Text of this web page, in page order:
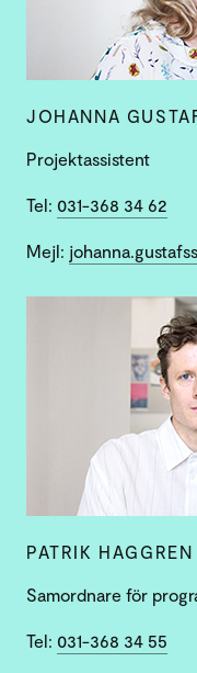
JOHANNA
Projektassistent
Tel: 031-368 34 62
Mejl:
PATRIK HAGGREN
Samordnare för
Tel: 031-368 34 55